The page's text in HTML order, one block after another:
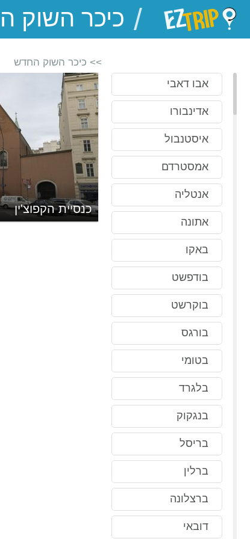
EZTrip
/
אבו דאבי
אדינבורו
איסטנבול
אמסטרדם
אנטליה
אתונה
באקו
בודפשט
בוקרשט
בורגס
בטומי
בלגרד
בנגקוק
בריסל
ברלין
ברצלונה
דובאי
>> כיכר השוק החדש
כנסיית הקפוצ'ין